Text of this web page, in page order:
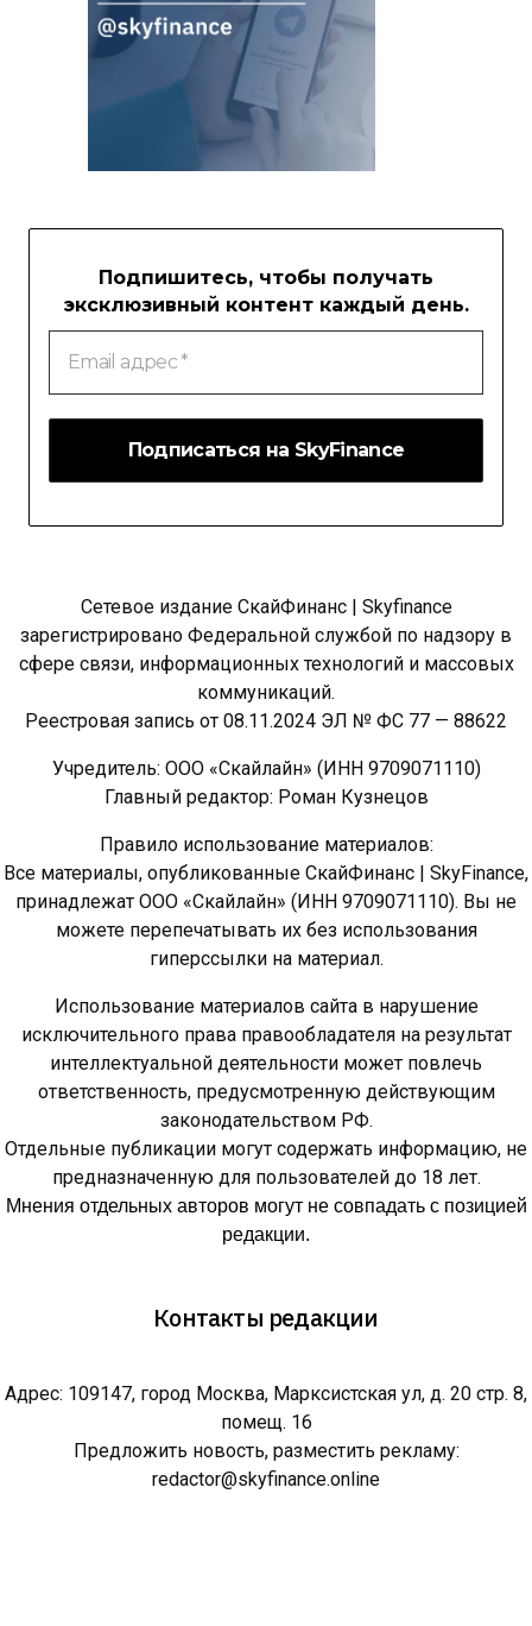
Подпишитесь, чтобы получать
эксклюзивный контент каждый день.
Email
адрес
Сетевое издание СкайФинанс | Skyfinance
зарегистрировано Федеральной службой по надзору в
сфере связи, информационных технологий и массовых
коммуникаций.
Реестровая запись от 08.11.2024 ЭЛ № ФС 77 — 88622
Учредитель: ООО «Скайлайн» (ИНН 9709071110)
Главный редактор: Роман Кузнецов
Правило использование материалов:
Все материалы, опубликованные СкайФинанс | SkyFinance,
принадлежат ООО «Скайлайн» (ИНН 9709071110). Вы не
можете перепечатывать их без использования
гиперссылки на материал.
Использование материалов сайта в нарушение
исключительного права правообладателя на результат
интеллектуальной деятельности может повлечь
ответственность, предусмотренную действующим
законодательством РФ.
Отдельные публикации могут содержать информацию, не
предназначенную для пользователей до 18 лет.
Мнения отдельных авторов могут не совпадать с позицией
редакции.
Контакты редакции
Адрес: 109147, город Москва, Марксистская ул, д. 20 стр. 8,
помещ. 16
Предложить новость, разместить рекламу:
redactor@skyfinance.online